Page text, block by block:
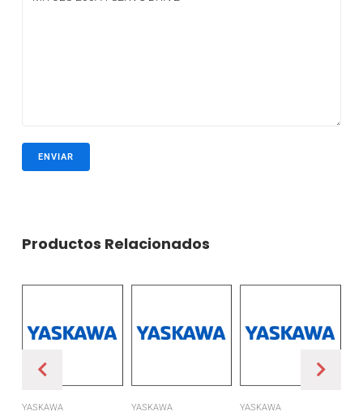
Productos Relacionados
YASKAWA YASKAWA YASKAWA